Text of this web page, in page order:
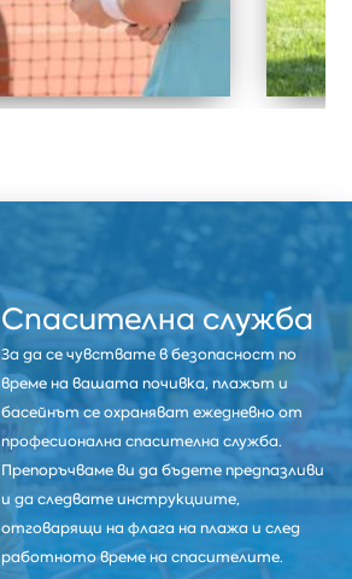
Спасителна служба
За да се чувствате в безопасност по
време на вашата почивка, плажът и
басейнът се охраняват ежедневно от
професионална спасителна служба.
Препоръчваме ви да бъдете предпазливи
и да следвате инструкциите,
отговарящи на флага на плажа и след
работното време на спасителите.